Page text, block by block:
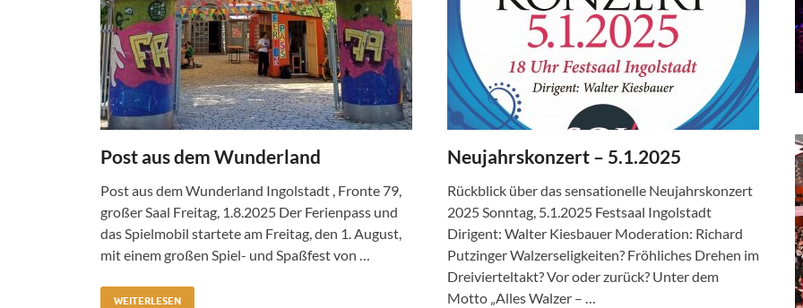
Post aus dem Wunderland
Post aus dem Wunderland Ingolstadt , Fronte 79,
großer Saal Freitag, 1.8.2025 Der Ferienpass und
das Spielmobil startete am Freitag, den 1. August,
mit einem großen Spiel- und Spaßfest von …
WEITERLESEN
Neujahrskonzert – 5.1.2025
Rückblick über das sensationelle Neujahrskonzert
2025 Sonntag, 5.1.2025 Festsaal Ingolstadt
Dirigent: Walter Kiesbauer Moderation: Richard
Putzinger Walzerseligkeiten? Fröhliches Drehen im
Dreivierteltakt? Vor oder zurück? Unter dem
Motto „Alles Walzer – …